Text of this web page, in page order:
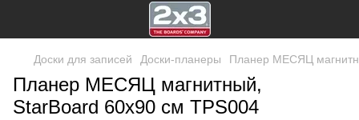
Доски для записей Доски-планеры Планер МЕСЯЦ
Планер МЕСЯЦ магнитный,
StarBoard 60х90 см TPS004